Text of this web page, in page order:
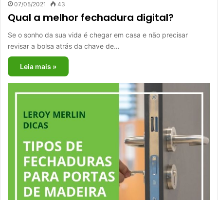
07/05/2021 43
Qual a melhor fechadura digital?
Se o sonho da sua vida é chegar em casa e não precisar
revisar a bolsa atrás da chave de…
Leia mais »